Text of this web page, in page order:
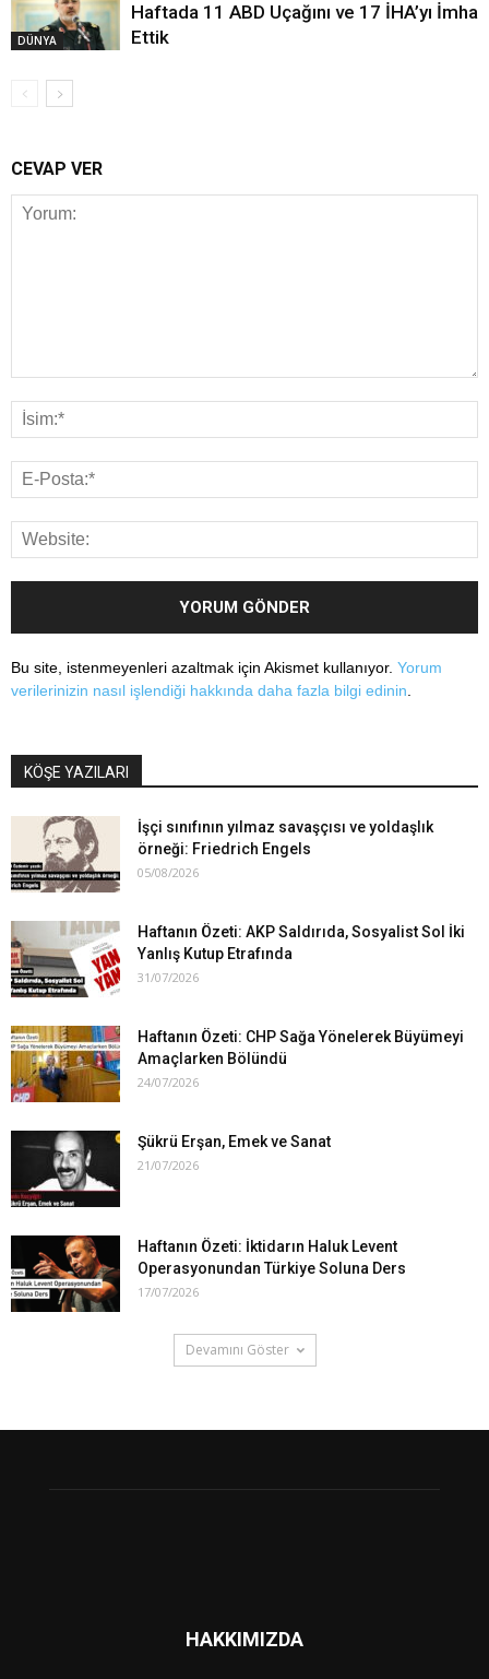
DÜNYA
Haftada 11 ABD Uçağını ve 17 İHA’yı İmha
Ettik
CEVAP VER
Bu site, istenmeyenleri azaltmak için Akismet kullanıyor. Yorum
verilerinizin nasıl işlendiği hakkında daha fazla bilgi edinin
KÖŞE YAZILARI
İşçi sınıfının yılmaz savaşçısı ve yoldaşlık
örneği: Friedrich Engels
05/08/2026
Haftanın Özeti: AKP Saldırıda, Sosyalist Sol İki
Yanlış Kutup Etrafında
31/07/2026
Haftanın Özeti: CHP Sağa Yönelerek Büyümeyi
Amaçlarken Bölündü
24/07/2026
Şükrü Erşan, Emek ve Sanat
21/07/2026
Haftanın Özeti: İktidarın Haluk Levent
Operasyonundan Türkiye Soluna Ders
17/07/2026
Devamını Göster
HAKKIMIZDA